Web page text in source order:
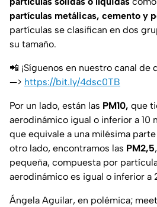
partículas metálicas, cemento y
partículas se clasifican en dos
su tamaño.
📲 ¡Síguenos en nuestro canal de
—> https://bit.ly/4dsc0TB
Por un lado, están las PM10, que
aerodinámico igual o inferior a
que equivale a una milésima
otro lado, encontramos las PM2,5
pequeña, compuesta por
aerodinámico es igual o inferior a
Ángela Aguilar, en polémica;